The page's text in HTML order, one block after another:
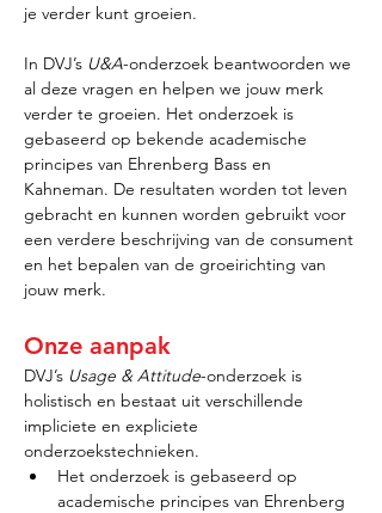
je verder kunt groeien.
In DVJ’s U&A-onderzoek beantwoorden we
al deze vragen en helpen we jouw merk
verder te groeien. Het onderzoek is
gebaseerd op bekende academische
principes van Ehrenberg Bass en
Kahneman. De resultaten worden tot leven
gebracht en kunnen worden gebruikt voor
een verdere beschrijving van de consument
en het bepalen van de groeirichting van
jouw merk.
Onze aanpak
DVJ’s Usage & Attitude-onderzoek is
holistisch en bestaat uit verschillende
impliciete en expliciete
onderzoekstechnieken.
Het onderzoek is gebaseerd op
academische principes van Ehrenberg